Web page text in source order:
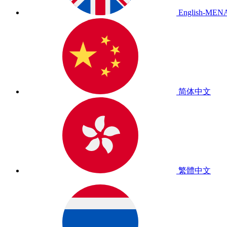
English-
简体中文
繁體中文